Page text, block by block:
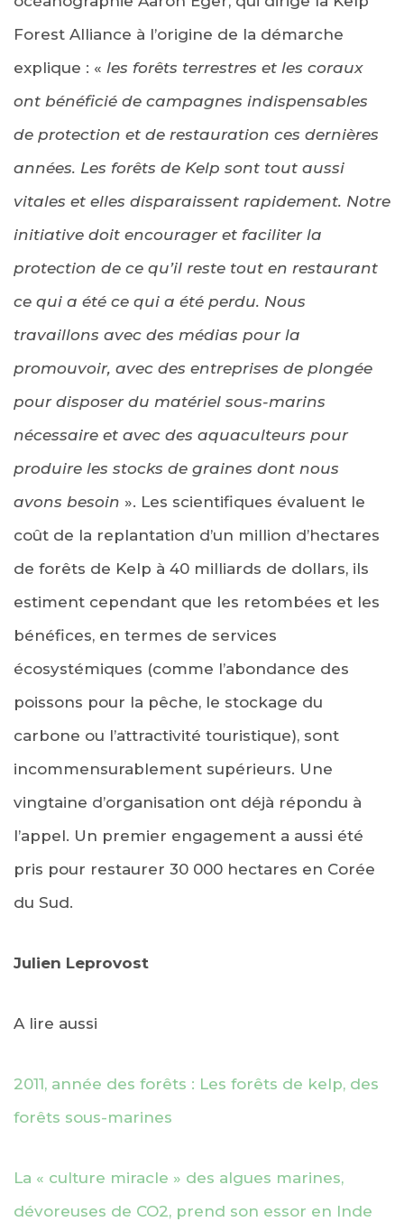
Forest Alliance à l’origine de la démarche
explique : « les forêts terrestres et les coraux
ont bénéficié de campagnes indispensables
de protection et de restauration ces dernières
années. Les forêts de Kelp sont tout aussi
vitales et elles disparaissent rapidement. Notre
initiative doit encourager et faciliter la
protection de ce qu’il reste tout en restaurant
ce qui a été ce qui a été perdu. Nous
travaillons avec des médias pour la
promouvoir, avec des entreprises de plongée
pour disposer du matériel sous-marins
nécessaire et avec des aquaculteurs pour
produire les stocks de graines dont nous
avons besoin ». Les scientifiques évaluent le
coût de la replantation d’un million d’hectares
de forêts de Kelp à 40 milliards de dollars, ils
estiment cependant que les retombées et les
bénéfices, en termes de services
écosystémiques (comme l’abondance des
poissons pour la pêche, le stockage du
carbone ou l’attractivité touristique), sont
incommensurablement supérieurs. Une
vingtaine d’organisation ont déjà répondu à
l’appel. Un premier engagement a aussi été
pris pour restaurer 30 000 hectares en Corée
du Sud.
Julien Leprovost
A lire aussi
2011, année des forêts : Les forêts de kelp, des
forêts sous-marines
La « culture miracle » des algues marines,
dévoreuses de CO2, prend son essor en Inde